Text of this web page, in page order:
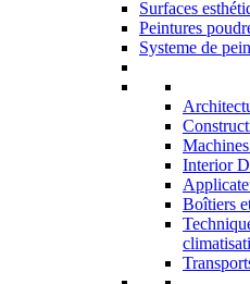
Surfaces
Peintures
Systeme de
Interior
Boîtiers